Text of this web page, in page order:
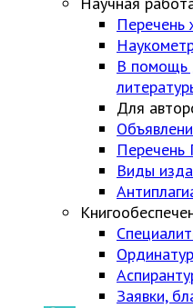
Перечень
В помощь
Для
Перечень
Виды
Заявки,